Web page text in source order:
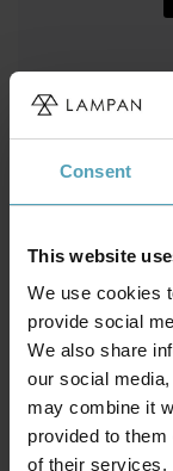
Consent
This website
We use cookies
provide social
We also share
our social
may combine it
provided to
of their services.
LUCIDE
Rafa 3 spotlight
719 kr
Rek. 899 kr